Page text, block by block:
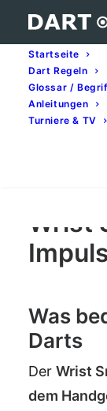
Startseite
Dart Regeln
Glossar /
Anleitungen
Turniere & TV
Wrist
Home
Wrist
Was
Darts
Der Wrist
dem